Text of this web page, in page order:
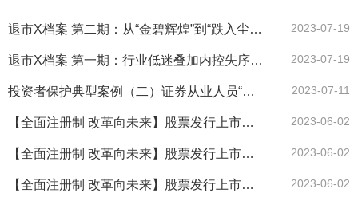
退市X档案 第二期：从“金碧辉煌”到“跌入尘埃”：J公司启示录 2023-07-19
退市X档案 第一期：行业低迷叠加内控失序 终酿成1元退市苦果 2023-07-19
投资者保护典型案例（二）证券从业人员“飞单”被处罚 2023-07-11
【全面注册制 改革向未来】股票发行上市审核（三） 2023-06-02
【全面注册制 改革向未来】股票发行上市审核（二） 2023-06-02
【全面注册制 改革向未来】股票发行上市审核（一） 2023-06-02